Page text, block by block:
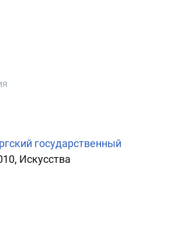
государственный
Искусства